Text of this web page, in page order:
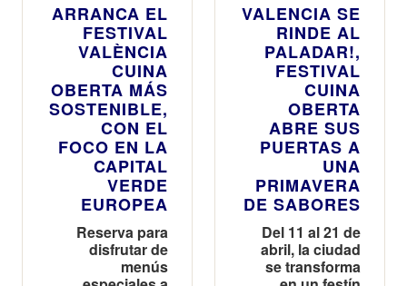
ARRANCA EL
FESTIVAL
VALÈNCIA
CUINA
OBERTA MÁS
SOSTENIBLE,
CON EL
FOCO EN LA
CAPITAL
VERDE
EUROPEA
Reserva para
disfrutar de
menús
VALENCIA SE
RINDE AL
PALADAR!,
FESTIVAL
CUINA
OBERTA
ABRE SUS
PUERTAS A
UNA
PRIMAVERA
DE SABORES
Del 11 al 21 de
abril, la ciudad
se transforma